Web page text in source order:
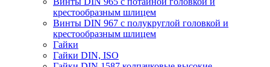
крестообразным шлицем
Винты DIN 967 с полукруглой головкой и
крестообразным шлицем
Гайки
Гайки DIN, ISO